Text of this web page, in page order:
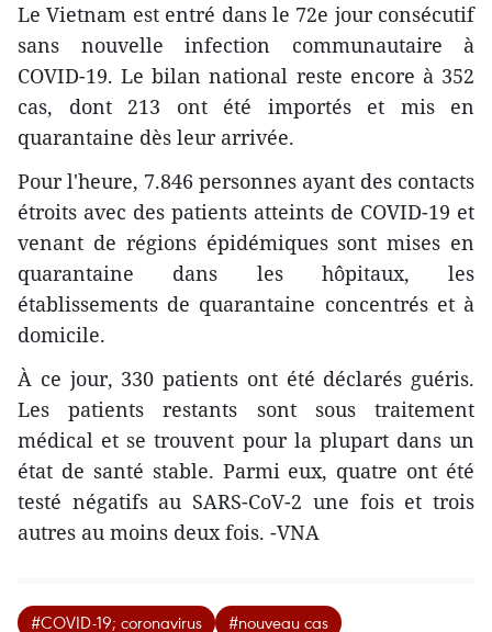
Le Vietnam est entré dans le 72e jour consécutif
sans nouvelle infection communautaire à
COVID-19. Le bilan national reste encore à 352
cas, dont 213 ont été importés et mis en
quarantaine dès leur arrivée.
Pour l'heure, 7.846 personnes ayant des contacts
étroits avec des patients atteints de COVID-19 et
venant de régions épidémiques sont mises en
quarantaine dans les hôpitaux, les
établissements de quarantaine concentrés et à
domicile.
À ce jour, 330 patients ont été déclarés guéris.
Les patients restants sont sous traitement
médical et se trouvent pour la plupart dans un
état de santé stable. Parmi eux, quatre ont été
testé négatifs au SARS-CoV-2 une fois et trois
autres au moins deux fois. -VNA
#COVID-19; coronavirus
#nouveau cas